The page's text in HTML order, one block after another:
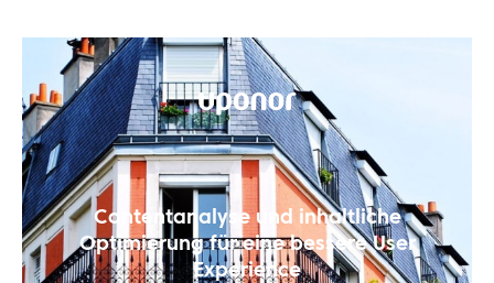
Contentanalyse und inhaltliche
Optimierung für eine bessere User
Experience